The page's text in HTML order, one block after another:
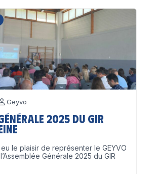
Geyvo
2025 du GIR
le plaisir de représenter le GEYVO
l’Assemblée Générale 2025 du GIR